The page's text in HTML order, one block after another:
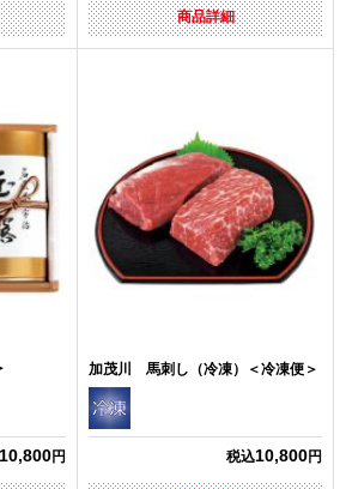
商品詳細
10,800円
加茂川 馬刺し（冷凍）＜冷凍便＞
税込10,800円